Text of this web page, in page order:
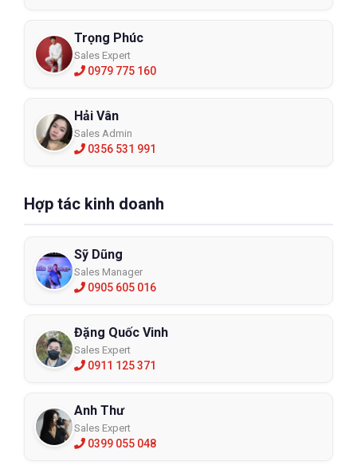
Trọng Phúc
Sales Expert
0979 775 160
Hải Vân
Sales Admin
0356 531 991
Hợp tác kinh doanh
Sỹ Dũng
Sales Manager
0905 605 016
Đặng Quốc Vinh
Sales Expert
0911 125 371
Anh Thư
Sales Expert
0399 055 048